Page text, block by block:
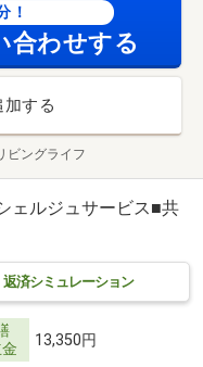
！
合わせする
する
ビングライフ
ェルジュサービス■共
返済シミュレーション
13,350円